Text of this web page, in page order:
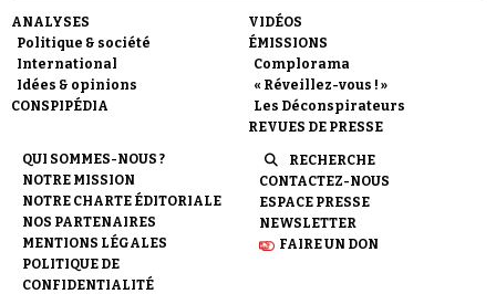
ANALYSES
Politique & société
International
Idées & opinions
CONSPIPÉDIA
VIDÉOS
ÉMISSIONS
Complorama
« Réveillez-vous ! »
Les Déconspirateurs
REVUES DE PRESSE
QUI SOMMES-NOUS ?
NOTRE MISSION
NOTRE CHARTE ÉDITORIALE
NOS PARTENAIRES
MENTIONS LÉGALES
POLITIQUE DE
CONFIDENTIALITÉ
RECHERCHE
CONTACTEZ-NOUS
ESPACE PRESSE
NEWSLETTER
FAIRE UN DON